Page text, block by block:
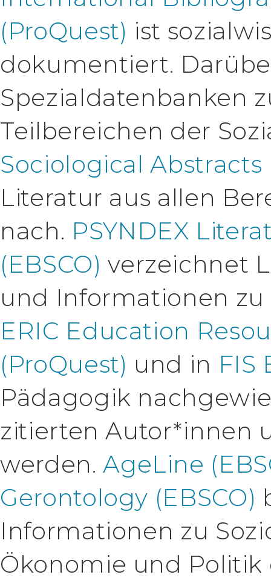
(ProQuest) ist
dokumentiert.
Spezialdatenbanken
Teilbereichen der
Sociological Abstracts
Literatur aus allen
nach. PSYNDEX
(EBSCO) verzeichnet
und Informationen zu
ERIC Education
(ProQuest) und in FIS
Pädagogik
zitierten Autor*innen
werden.AgeLine
Gerontology (EBSCO)
Informationen zu
Ökonomie und Politik